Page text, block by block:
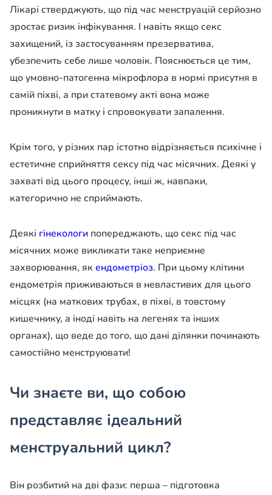
Лікарі стверджують, що під час менструацій серйозно
зростає ризик інфікування. І навіть якщо секс
захищений, із застосуванням презерватива,
убезпечить себе лише чоловік. Пояснюється це тим,
що умовно-патогенна мікрофлора в нормі присутня в
самій піхві, а при статевому акті вона може
проникнути в матку і спровокувати запалення.
Крім того, у різних пар істотно відрізняється психічне і
естетичне сприйняття сексу під час місячних. Деякі у
захваті від цього процесу, інші ж, навпаки,
категорично не сприймають.
Деякі гінекологи попереджають, що секс під час
місячних може викликати таке неприємне
захворювання, як ендометріоз. При цьому клітини
ендометрія приживаються в невластивих для цього
місцях (на маткових трубах, в піхві, в товстому
кишечнику, а іноді навіть на легенях та інших
органах), що веде до того, що дані ділянки починають
самостійно менструювати!
Чи знаєте ви, що собою
представляє ідеальний
менструальний цикл?
Він розбитий на дві фази: перша – підготовка